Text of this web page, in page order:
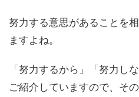
努力する意思があることを
ますよね。
「努力するから」「努力し
ご紹介していますので、そ